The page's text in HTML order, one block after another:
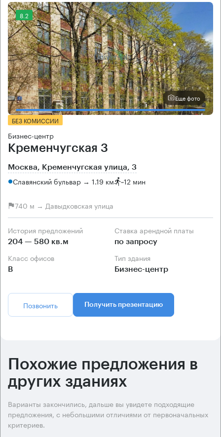
8.2
Еще фото
БЕЗ КОМИССИИ
Бизнес-центр
Кременчугская 3
Москва, Кременчугская улица, 3
Славянский бульвар → 1.19 км ~12 мин
740 м → Давыдковская улица
История предложений
204 — 580 кв.м
Ставка арендной платы
по запросу
Класс офисов
B
Тип здания
Бизнес-центр
Позвонить Получить презентацию
Похожие предложения в
других зданиях
Варианты закончились, дальше вы увидете подходящие
предложения, с небольшими отличиями от первоначальных
критериев.